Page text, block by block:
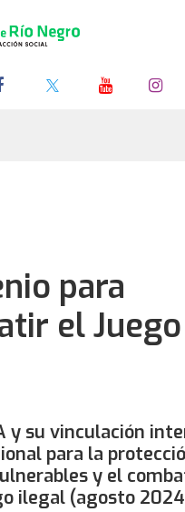
para
el Juego
y su vinculación
para la
y el
ilegal (agosto